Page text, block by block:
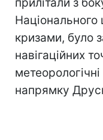
Національного
кризами, було
навігаційних
напрямку